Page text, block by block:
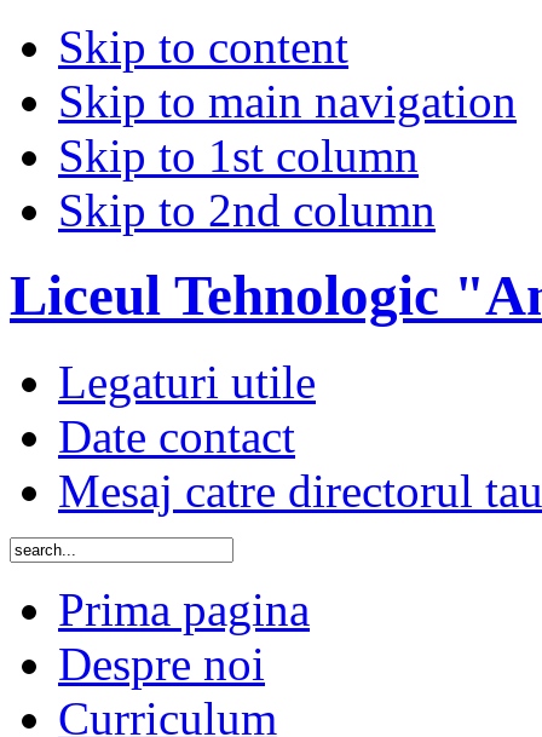
Skip to content
Skip to main navigation
Skip to 1st column
Skip to 2nd column
Liceul Tehnologic
Legaturi utile
Date contact
Mesaj catre directorul tau
Prima pagina
Despre noi
Curriculum